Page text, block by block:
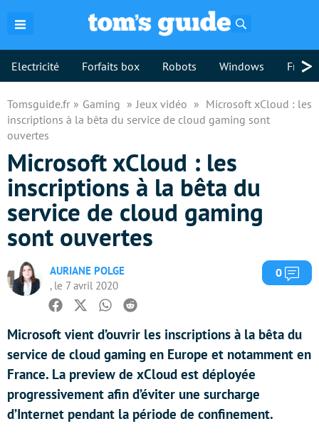
Electricité Forfaits box Robots Windows >
Tomsguide.fr Gaming Jeux vidéo
Microsoft xCloud : les
inscriptions à la bêta du service de cloud gaming sont
ouvertes
Microsoft xCloud : les
inscriptions à la bêta du
service de cloud gaming
sont ouvertes
AURIANE POLGE
, le 7 avril 2020
0
Facebook
TwitterWhatsapp
Reddit
Microsoft vient d’ouvrir les inscriptions à la bêta du
service de cloud gaming en Europe et notamment en
France. La preview de xCloud est déployée
progressivement afin d’éviter une surcharge
d’Internet pendant la période de confinement.